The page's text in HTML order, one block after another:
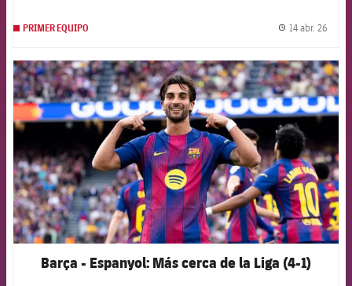
PRIMER EQUIPO 14 abr. 26
FCB Barcelona badge
Barça - Espanyol: Más cerca de la Liga (4-1)